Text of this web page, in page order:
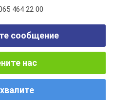
464 22 00
сообщение
нас